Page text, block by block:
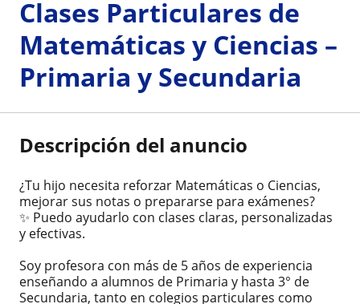
Clases Particulares de
Matemáticas y Ciencias –
Primaria y Secundaria
Descripción del anuncio
¿Tu hijo necesita reforzar Matemáticas o Ciencias,
mejorar sus notas o prepararse para exámenes?
✨ Puedo ayudarlo con clases claras, personalizadas
y efectivas.
Soy profesora con más de 5 años de experiencia
enseñando a alumnos de Primaria y hasta 3° de
Secundaria, tanto en colegios particulares como